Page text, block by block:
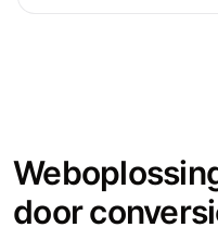
door